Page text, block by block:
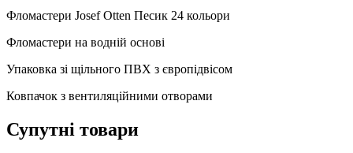
кількість
Фломастери Josef Otten Песик 24 кольори
Фломастери на водній основі
Упаковка зі щільного ПВХ з європідвісом
Ковпачок з вентиляційними отворами
Супутні товари